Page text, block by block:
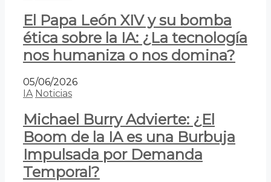
El Papa León XIV y su bomba
ética sobre la IA: ¿La tecnología
nos humaniza o nos domina?
05/06/2026
IA Noticias
Michael Burry Advierte: ¿El
Boom de la IA es una Burbuja
Impulsada por Demanda
Temporal?